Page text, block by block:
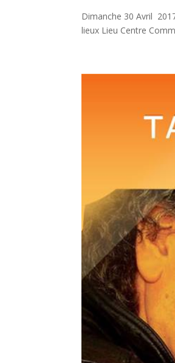
Dimanche 30 Avril
lieux Lieu Centre